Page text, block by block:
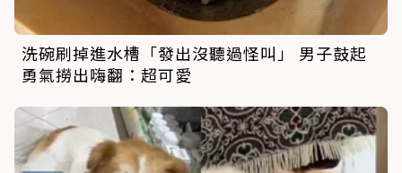
洗碗刷掉進水槽「發出沒聽過怪叫」 男子鼓起
勇氣撈出嗨翻：超可愛